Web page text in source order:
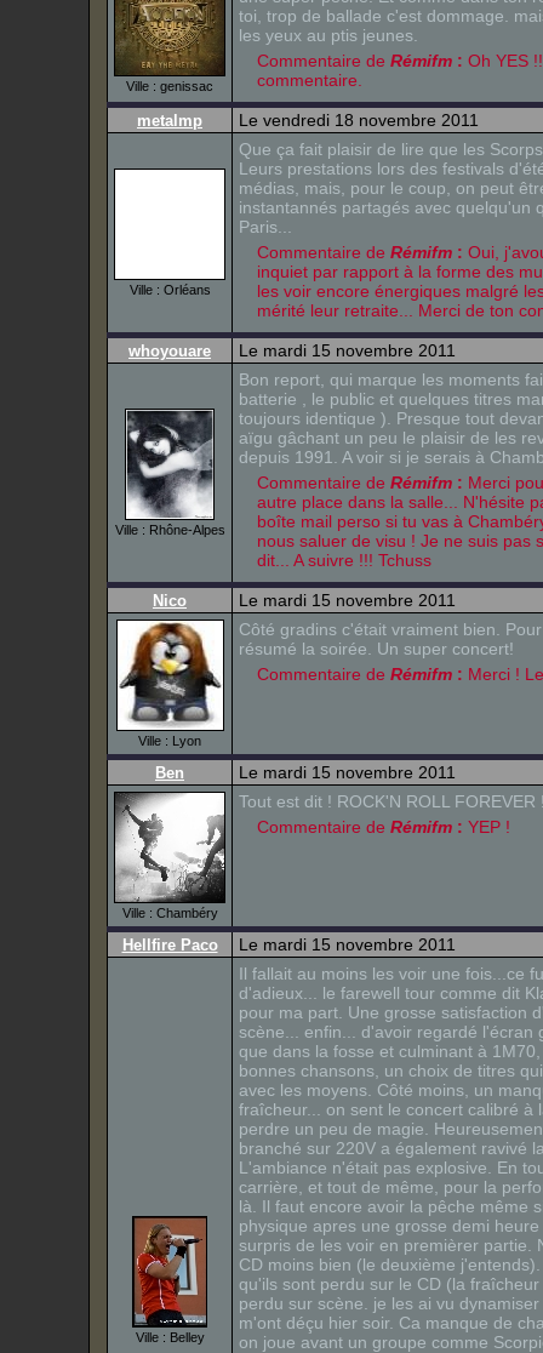
Ville : genissac
toi, trop de ballade c'est dommage.
les yeux au ptis jeunes.
Commentaire de Rémifm : Oh YES
commentaire.
metalmp Le vendredi 18 novembre 2011
Ville : Orléans
Que ça fait plaisir de lire que les
Leurs prestations lors des festivals
médias, mais, pour le coup, on peut
instantannés partagés avec quelqu'un
Paris...
Commentaire de Rémifm : Oui,
inquiet par rapport à la forme des
les voir encore énergiques malgré
mérité leur retraite... Merci de ton
whoyouare Le mardi 15 novembre 2011
Ville : Rhône-Alpes
Bon report, qui marque les moments
batterie , le public et quelques titres
toujours identique ). Presque tout
aïgu gâchant un peu le plaisir de les
depuis 1991. A voir si je serais à
Commentaire de Rémifm : Merci
autre place dans la salle... N'hésite
boîte mail perso si tu vas à
nous saluer de visu ! Je ne suis pas
dit... A suivre !!! Tchuss
Nico Le mardi 15 novembre 2011
Ville : Lyon
Côté gradins c'était vraiment bien.
résumé la soirée. Un super concert!
Commentaire de Rémifm : Merci !
Ben Le mardi 15 novembre 2011
Ville : Chambéry
Tout est dit ! ROCK'N ROLL FOREVER
Commentaire de Rémifm : YEP !
Hellfire Paco Le mardi 15 novembre 2011
Ville : Belley
Il fallait au moins les voir une fois...ce
d'adieux... le farewell tour comme dit
pour ma part. Une grosse satisfaction
scène... enfin... d'avoir regardé l'écran
que dans la fosse et culminant à
bonnes chansons, un choix de titres
avec les moyens. Côté moins, un
fraîcheur... on sent le concert calibré à
perdre un peu de magie.
branché sur 220V a également ravivé
L'ambiance n'était pas explosive. En
carrière, et tout de même, pour la
là. Il faut encore avoir la pêche même
physique apres une grosse demi
surpris de les voir en premièrer partie.
CD moins bien (le deuxième
qu'ils sont perdu sur le CD (la
perdu sur scène. je les ai vu
m'ont déçu hier soir. Ca manque de
on joue avant un groupe comme